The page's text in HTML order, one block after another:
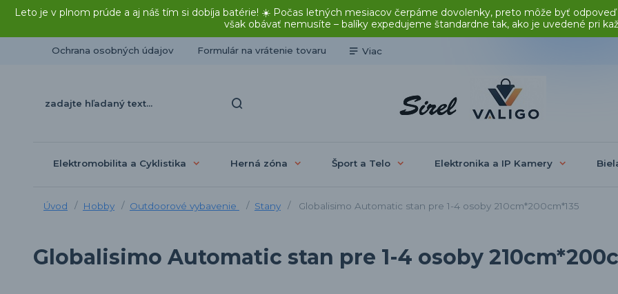
Leto je v plnom prúde a aj náš tím si dobíja batérie! ☀️ Počas letných mesiacov čerpáme dovolenky, preto môže byť
však obávať nemusíte – balíky expedujeme štandardne tak, ako je uvedené pri
Ochrana osobných údajov Formulár na vrátenie tovaru Viac
Elektromobilita a Cyklistika Herná zóna Šport a Telo Elektronika a IP Kamery
Úvod Hobby Outdoorové vybavenie Stany Globalisimo Automatic stan pre 1-4 osoby 210cm*200cm*135
Globalisimo Automatic stan pre 1-4 osoby